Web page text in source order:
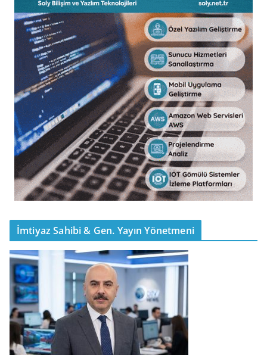
İmtiyaz Sahibi & Gen. Yayın Yönetmeni